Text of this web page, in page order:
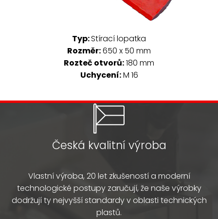
Typ:Stírací lopatka
Rozměr:650 x 50 mm
Rozteč otvorů:180 mm
Uchycení:M 16
Česká kvalitní výroba
Vlastní výroba, 20 let zkušeností a moderní
technologické postupy zaručují, že naše výrobky
dodržují ty nejvyšší standardy v oblasti technických
plastů.